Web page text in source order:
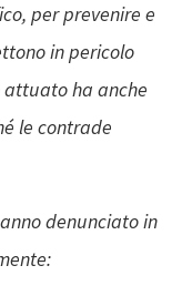
per prevenire e
in pericolo
attuato ha anche
le contrade
denunciato in